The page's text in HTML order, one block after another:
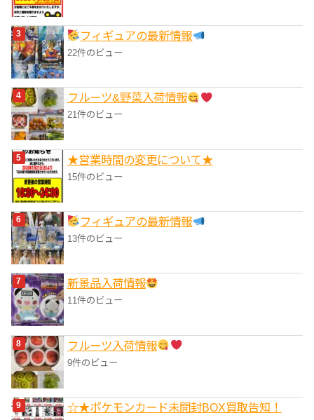
フィギュアの最新情報
22件のビュー
フルーツ&野菜入荷情報
21件のビュー
★営業時間の変更について★
15件のビュー
フィギュアの最新情報
13件のビュー
‎新景品入荷情報
11件のビュー
フルーツ入荷情報
9件のビュー
☆★ポケモンカード未開封BOX買取告知！